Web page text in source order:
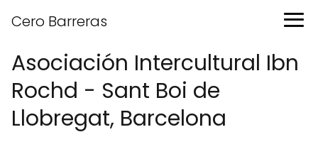
Cero Barreras
Asociación Intercultural Ibn
Rochd - Sant Boi de
Llobregat, Barcelona